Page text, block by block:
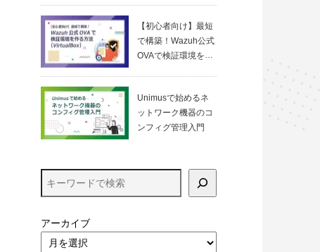
ールとゼロトラスト
の考え方
【初心者向け】最短
で構築！Wazuh公式
OVAで検証環境を作
Unimusで始めるネ
ットワーク機器のコ
ンフィグ管理入門
アーカイブ